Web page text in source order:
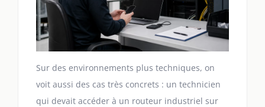
Sur des environnements plus techniques, on
voit aussi des cas très concrets : un technicien
qui devait accéder à un routeur industriel sur